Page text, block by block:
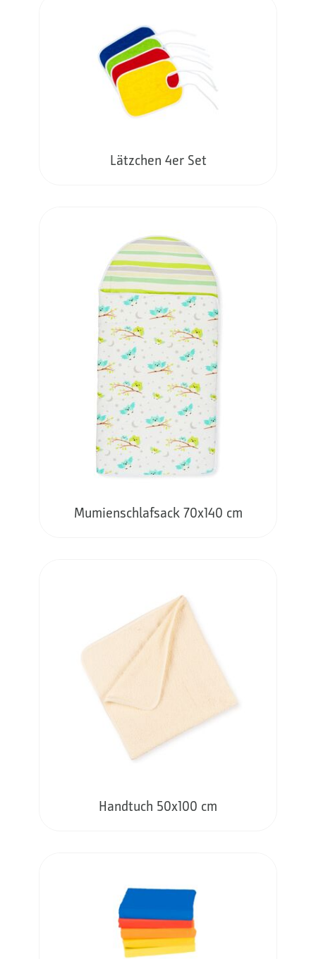
Lätzchen 4er Set
Mumienschlafsack 70x140 cm
Handtuch 50x100 cm